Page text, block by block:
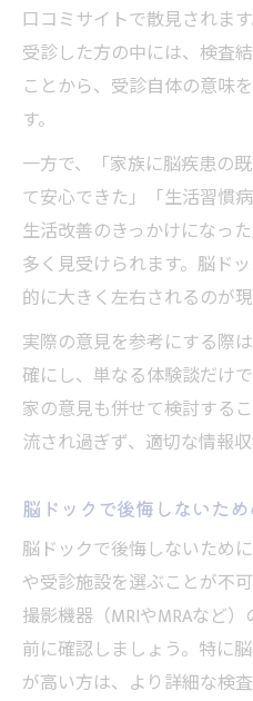
口コミサイトで散見されま
受診した方の中には、検査
ことから、受診自体の意味
す。
一方で、「家族に脳疾患の
て安心できた」「生活習慣
生活改善のきっかけになっ
多く見受けられます。脳ド
的に大きく左右されるのが現
実際の意見を参考にする際
確にし、単なる体験談だけ
家の意見も併せて検討する
流され過ぎず、適切な情報収
脳ドックで後悔しないた
脳ドックで後悔しないため
や受診施設を選ぶことが不
撮影機器（MRIやMRAなど
前に確認しましょう。特に
が高い方は、より詳細な検